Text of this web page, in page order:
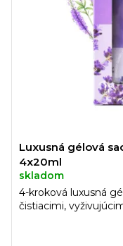
Luxusná gélová
4x20ml
skladom
4-kroková luxusná
čistiacimi,